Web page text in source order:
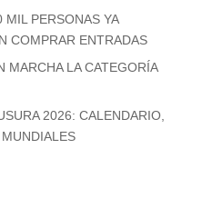
PERSONAS YA
COMPRAR ENTRADAS
MARCHA LA CATEGORÍA
2026: CALENDARIO,